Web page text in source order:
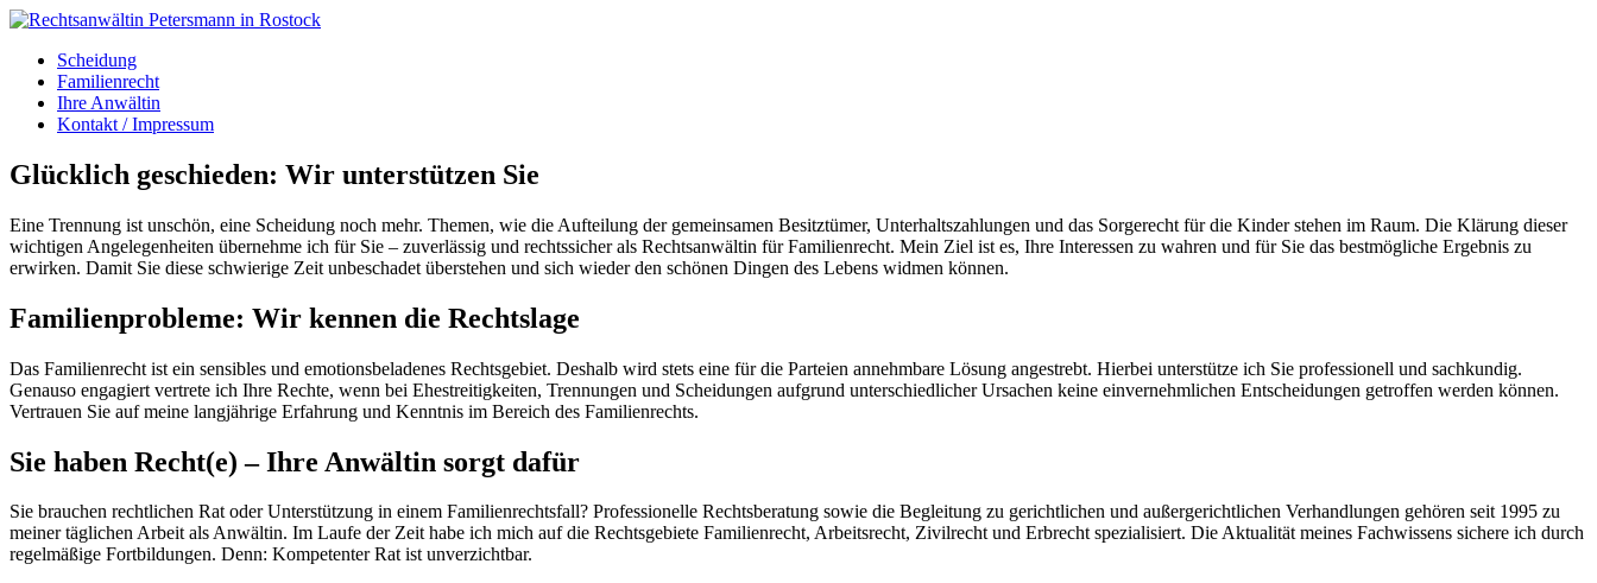
Scheidung
Familienrecht
Ihre Anwältin
Kontakt / Impressum
Glücklich geschieden: Wir unterstützen Sie
Eine Trennung ist unschön, eine Scheidung noch mehr. Themen, wie die Aufteilung der gemeinsamen Besitztümer, Unterhaltszahlungen und das Sorgerecht für die Kinder stehen im Raum. Die Klärung dieser
wichtigen Angelegenheiten übernehme ich für Sie – zuverlässig und rechtssicher als Rechtsanwältin für Familienrecht. Mein Ziel ist es, Ihre Interessen zu wahren und für Sie das bestmögliche Ergebnis zu
erwirken. Damit Sie diese schwierige Zeit unbeschadet überstehen und sich wieder den schönen Dingen des Lebens widmen können.
Familienprobleme: Wir kennen die Rechtslage
Das Familienrecht ist ein sensibles und emotionsbeladenes Rechtsgebiet. Deshalb wird stets eine für die Parteien annehmbare Lösung angestrebt. Hierbei unterstütze ich Sie professionell und sachkundig.
Genauso engagiert vertrete ich Ihre Rechte, wenn bei Ehestreitigkeiten, Trennungen und Scheidungen aufgrund unterschiedlicher Ursachen keine einvernehmlichen Entscheidungen getroffen werden können.
Vertrauen Sie auf meine langjährige Erfahrung und Kenntnis im Bereich des Familienrechts.
Sie haben Recht(e) – Ihre Anwältin sorgt dafür
Sie brauchen rechtlichen Rat oder Unterstützung in einem Familienrechtsfall? Professionelle Rechtsberatung sowie die Begleitung zu gerichtlichen und außergerichtlichen Verhandlungen gehören seit 1995 zu
meiner täglichen Arbeit als Anwältin. Im Laufe der Zeit habe ich mich auf die Rechtsgebiete Familienrecht, Arbeitsrecht, Zivilrecht und Erbrecht spezialisiert. Die Aktualität meines Fachwissens sichere ich durch
regelmäßige Fortbildungen. Denn: Kompetenter Rat ist unverzichtbar.